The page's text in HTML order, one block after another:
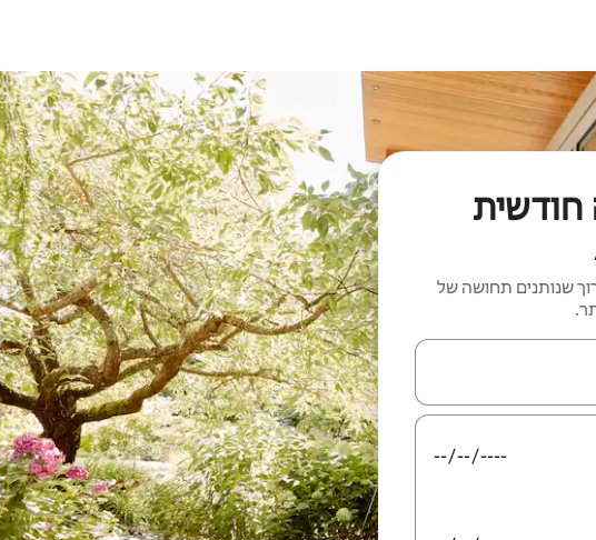
חודשית
שנותנים תחושה של
עם מקשי החיצים למעלה ולמטה או לעיין בעזרת תנועות מגע או החלקה.